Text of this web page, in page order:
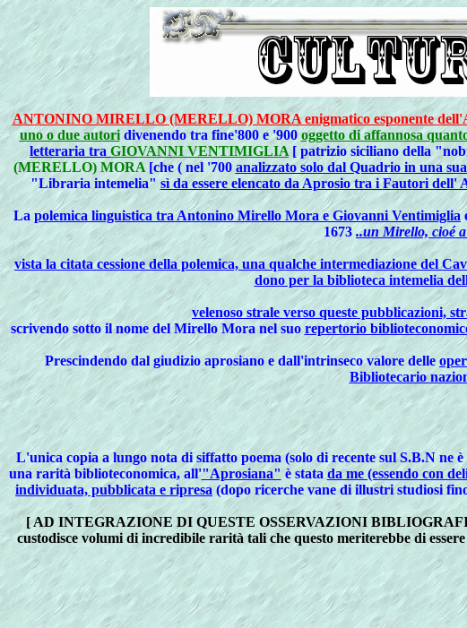
ANTONINO MIRELLO (MERELLO) MORA enigmatico esponente
uno o due autori divenendo tra fine'800 e '900oggetto di affannosa
letteraria tra GIOVANNI VENTIMIGLIA [ patrizio siciliano della
(MERELLO) MORA [che ( nel '700analizzato solo dal Quadrio in una
"Libraria intemelia"sì da essere elencato da Aprosio tra iFautori dell'
Lapolemica linguistica tra Antonino Mirello Mora e Giovanni Ventimiglia
1673 ..un Mirello, cioé
vista la citata cessione della polemica, una qualche intermediazione del
dono per la biblioteca intemelia
velenoso strale verso queste pubblicazioni,
scrivendo sotto il nome del Mirello Mora nel suorepertorio
Prescindendo dal giudizio aprosiano e dall'intrinseco valore delle
Bibliotecario
L'unica copia a lungo nota di siffatto poema (solo di recente sul S.B.N
una rarità biblioteconomica, all'"Aprosiana" è statada me (essendo con
individuata, pubblicata e ripresa (dopo ricerche vane di illustri studiosi
[ AD INTEGRAZIONE DI QUESTE OSSERVAZIONI
custodisce volumi di incredibile rarità tali che questo meriterebbe di